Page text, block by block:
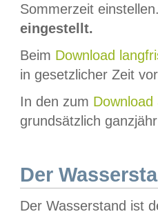
Sommerzeit
eingestellt.
Beim Download
in gesetzlicher Zeit
In den zum Download
grundsätzlich
Der
Der Wasserstand ist